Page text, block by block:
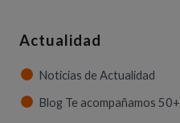
Actualidad
Noticias de Actualidad
Blog Te acompañamos 50+